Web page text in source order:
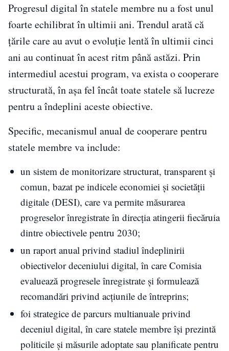
Progresul digital în statele membre nu a fost unul
foarte echilibrat în ultimii ani. Trendul arată că
țările care au avut o evoluție lentă în ultimii cinci
ani au continuat în acest ritm până astăzi. Prin
intermediul acestui program, va exista o cooperare
structurată, în așa fel încât toate statele să lucreze
pentru a îndeplini aceste obiective.
Specific, mecanismul anual de cooperare pentru
statele membre va include:
un sistem de monitorizare structurat, transparent și
comun, bazat pe indicele economiei și societății
digitale (DESI), care va permite măsurarea
progreselor înregistrate în direcția atingerii fiecăruia
dintre obiectivele pentru 2030;
un raport anual privind stadiul îndeplinirii
obiectivelor deceniului digital, în care Comisia
evaluează progresele înregistrate și formulează
recomandări privind acțiunile de întreprins;
foi strategice de parcurs multianuale privind
deceniul digital, în care statele membre își prezintă
politicile și măsurile adoptate sau planificate pentru